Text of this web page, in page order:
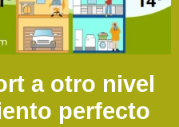
a otro nivel
perfecto